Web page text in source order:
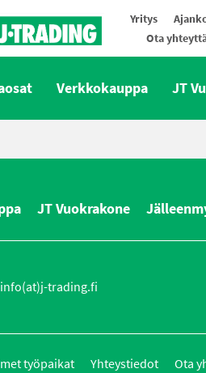
Yritys
Ota
Verkkokauppa JT
JT Vuokrakone
info(at)j-trading.fi
työpaikat Yhteystiedot Ota